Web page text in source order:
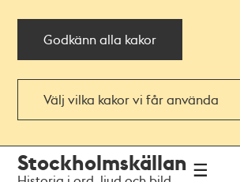
Godkänn alla kakor
Välj vilka kakor vi får använda
navigationen
huvudinnehållet
Stockholmskällan